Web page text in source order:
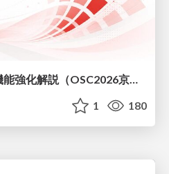
Redmine 7.0 新機能・機能強化解説（OSC2026京都ダイジェスト版）
1 180